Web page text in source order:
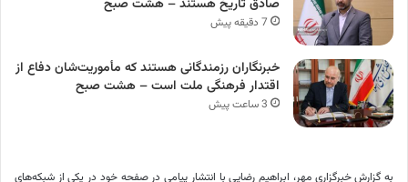
صادق تاریخ‌ هستند – هشت صبح
7 دقیقه پیش
خبرنگاران رزمندگانی هستند که مأموریت‌شان دفاع از
اقتدار فرهنگی ملت است – هشت صبح
3 ساعت پیش
به گزارش خبرگزاری مهر، ابراهیم رضایی با انتشار پیامی در صفحه خود در یکی از شبکه‌های